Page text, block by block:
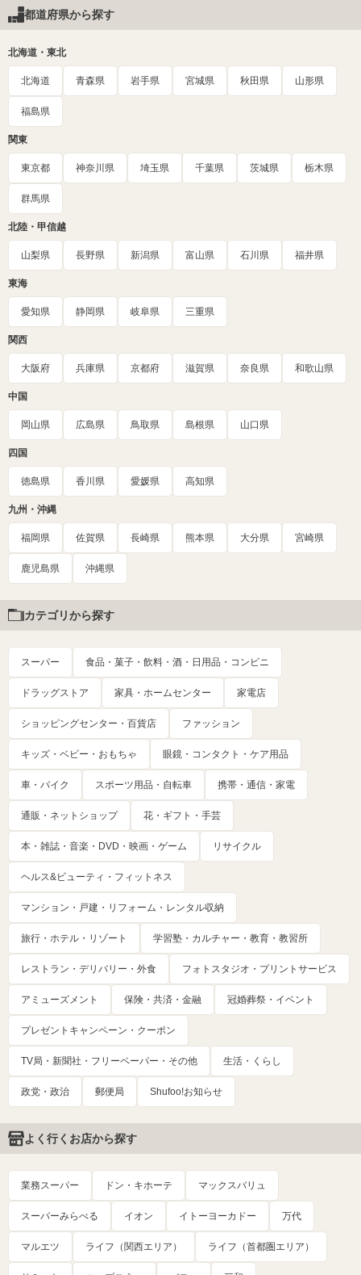
都道府県から探す
北海道・東北
北海道 青森県 岩手県 宮城県 秋田県 山形県
福島県
関東
東京都 神奈川県 埼玉県 千葉県 茨城県 栃木県
群馬県
北陸・甲信越
山梨県 長野県 新潟県 富山県 石川県 福井県
東海
愛知県 静岡県 岐阜県 三重県
関西
大阪府 兵庫県 京都府 滋賀県 奈良県 和歌山県
中国
岡山県 広島県 鳥取県 島根県 山口県
四国
徳島県 香川県 愛媛県 高知県
九州・沖縄
福岡県 佐賀県 長崎県 熊本県 大分県 宮崎県
鹿児島県 沖縄県
カテゴリから探す
スーパー 食品・菓子・飲料・酒・日用品・コンビニ
ドラッグストア 家具・ホームセンター 家電店
ショッピングセンター・百貨店 ファッション
キッズ・ベビー・おもちゃ 眼鏡・コンタクト・ケア用品
車・バイク スポーツ用品・自転車 携帯・通信・家電
通販・ネットショップ 花・ギフト・手芸
本・雑誌・音楽・DVD・映画・ゲーム リサイクル
ヘルス&ビューティ・フィットネス
マンション・戸建・リフォーム・レンタル収納
旅行・ホテル・リゾート 学習塾・カルチャー・教育・教習所
レストラン・デリバリー・外食 フォトスタジオ・プリントサービス
アミューズメント 保険・共済・金融 冠婚葬祭・イベント
プレゼントキャンペーン・クーポン
TV局・新聞社・フリーペーパー・その他 生活・くらし
政党・政治 郵便局 Shufoo!お知らせ
よく行くお店から探す
業務スーパー ドン・キホーテ マックスバリュ
スーパーみらべる イオン イトーヨーカドー 万代
マルエツ ライフ（関西エリア） ライフ（首都圏エリア）